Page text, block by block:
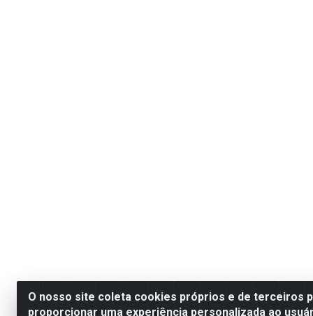
O nosso site coleta cookies próprios e de terceiros
proporcionar uma experiência personalizada ao